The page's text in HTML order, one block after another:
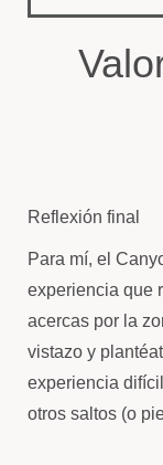
Reflexión final
Para mí, el
experiencia que
acercas por la
vistazo y
experiencia
otros saltos (o